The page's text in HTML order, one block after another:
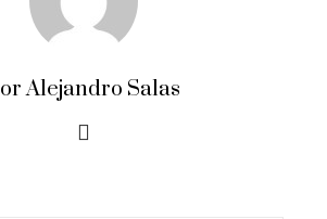
Alejandro Salas